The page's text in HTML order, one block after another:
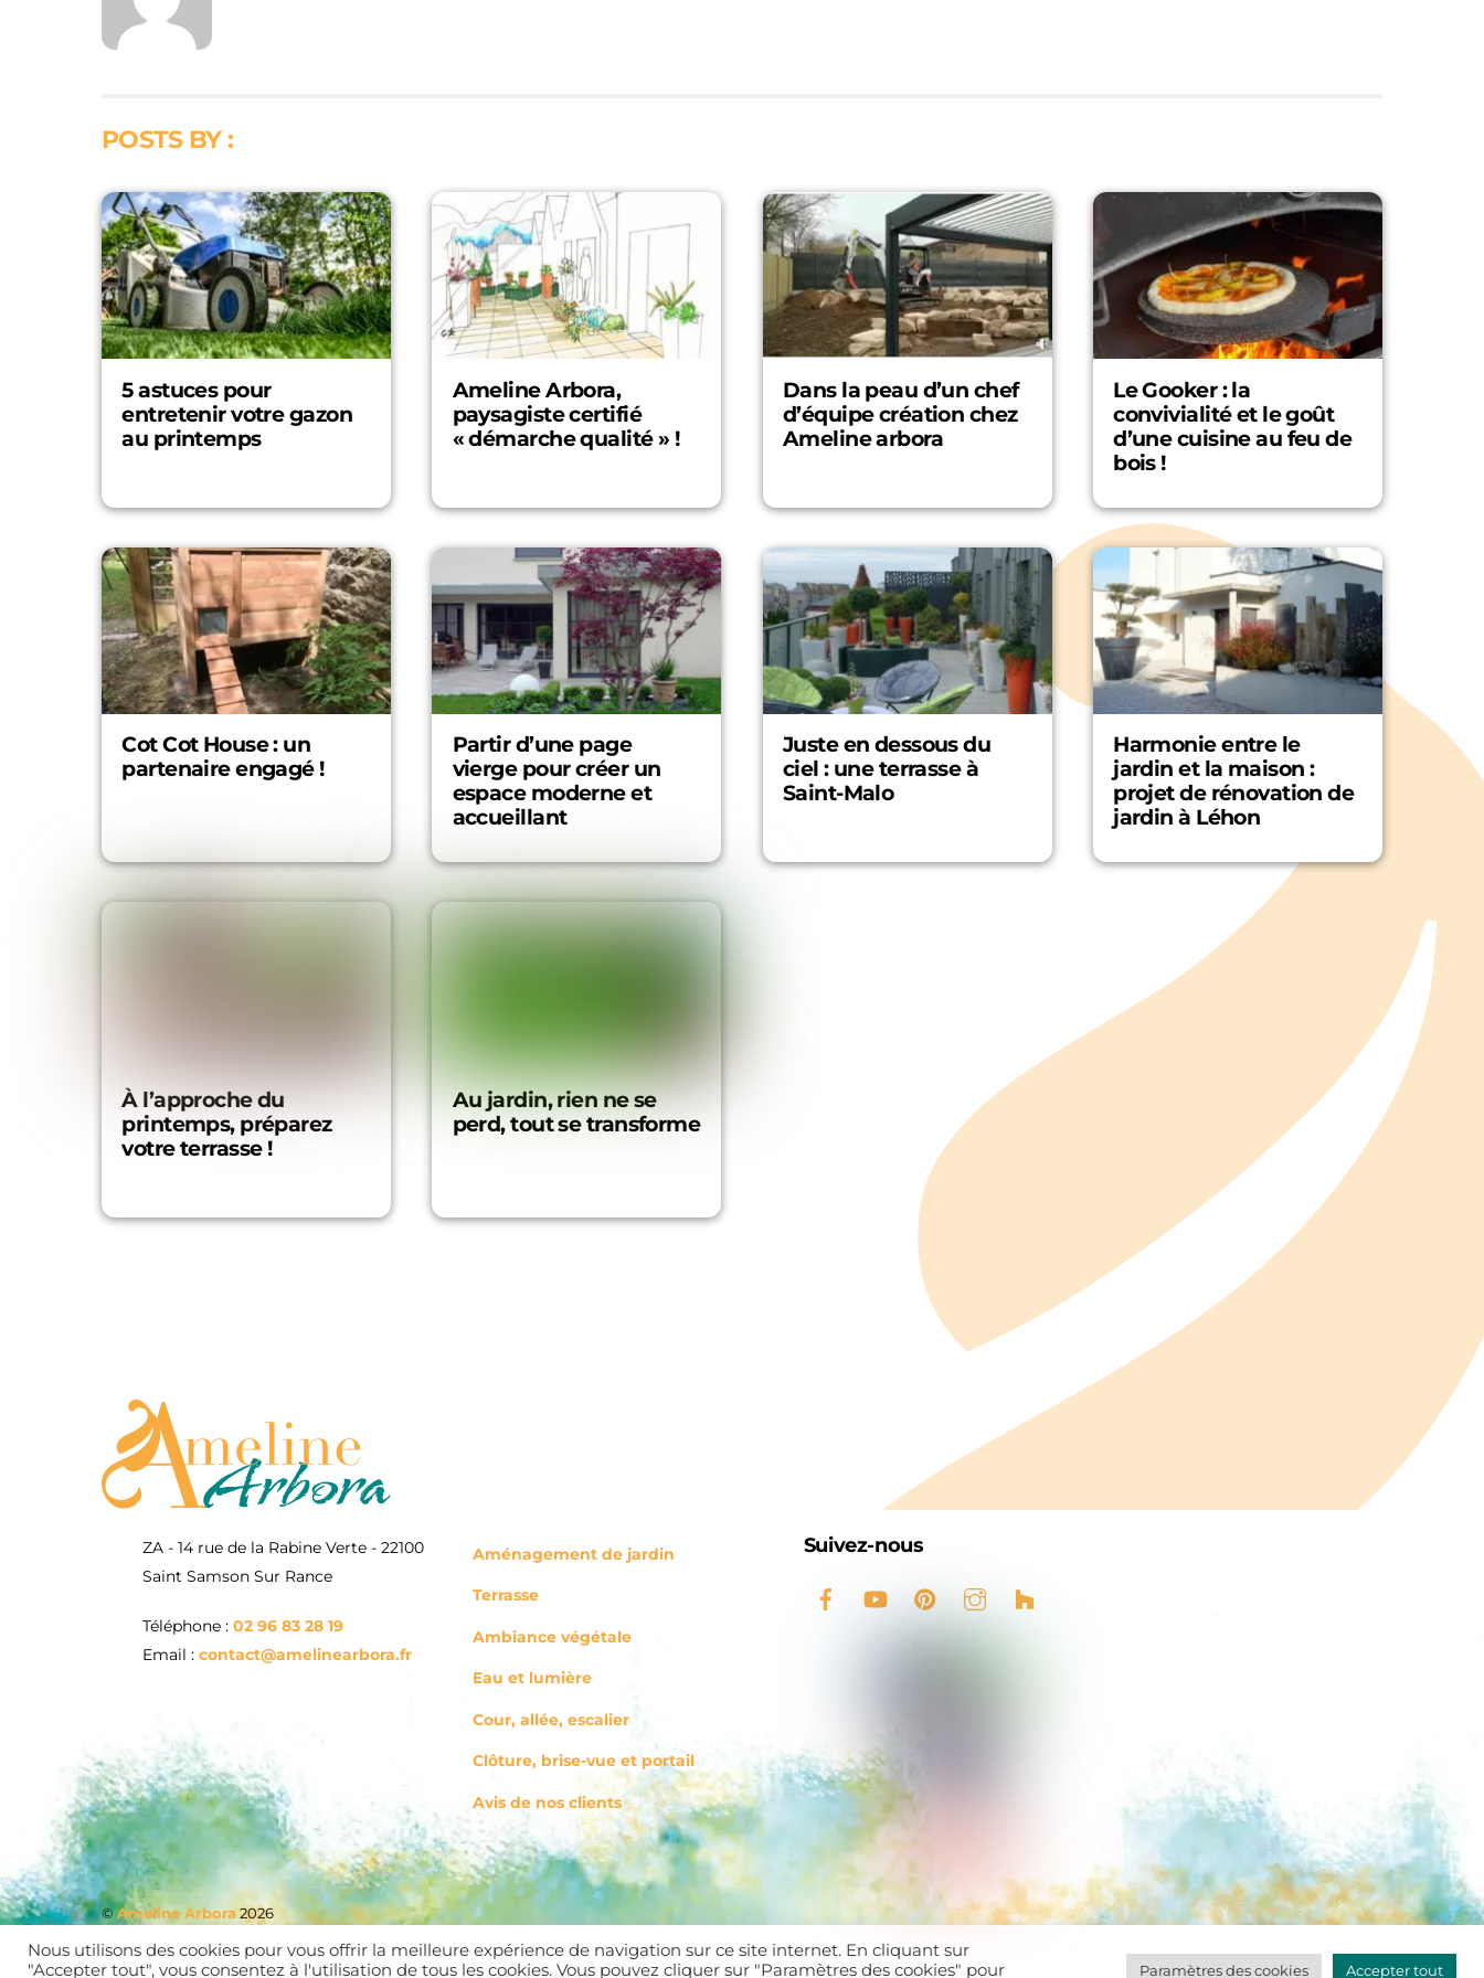
POSTS BY :
5 astuces pour
entretenir votre gazon
au printemps
Ameline Arbora,
paysagiste certifié
« démarche qualité » !
Dans la peau d’un chef
d’équipe création chez
Ameline arbora
Le Gooker : la
convivialité et le goût
d’une cuisine au feu de
bois !
Cot Cot House : un
partenaire engagé !
Partir d’une page
vierge pour créer un
espace moderne et
accueillant
Juste en dessous du
ciel : une terrasse à
Saint-Malo
Harmonie entre le
jardin et la maison :
projet de rénovation de
jardin à Léhon
À l’approche du
printemps, préparez
votre terrasse !
Au jardin, rien ne se
perd, tout se transforme
ZA - 14 rue de la Rabine Verte - 22100
Saint Samson Sur Rance
Téléphone :02 96 83 28 19
Email :contact@amelinearbora.fr
Aménagement de jardin
Terrasse
Ambiance végétale
Eau et lumière
Cour, allée, escalier
Clôture, brise-vue et portail
Avis de nos clients
Suivez-nous
©Ameline Arbora 2026
Nous utilisons des cookies pour vous offrir la meilleure expérience de navigation sur ce site internet. En cliquant sur
"Accepter tout", vous consentez à l'utilisation de tous les cookies. Vous pouvez cliquer sur "Paramètres des cookies" pour
Paramètres des cookies Accepter tout